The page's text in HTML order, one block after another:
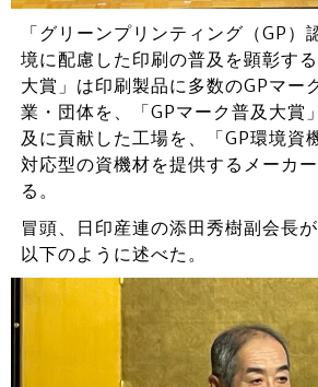
「グリーンプリンティング（GP）
境に配慮した印刷の普及を顕彰す
大賞」は印刷製品に多数のGPマー
業・団体を、「GPマーク普及大賞
及に貢献した工場を、「GP環境資
対応型の資機材を提供するメーカ
る。
冒頭、日印産連の添田秀樹副会長
以下のように述べた。